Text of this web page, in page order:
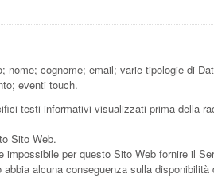
nome; cognome; email; varie tipologie di
eventi touch.
testi informativi visualizzati prima della
Sito Web.
per questo Sito Web fornire il
alcuna conseguenza sulla disponibilità